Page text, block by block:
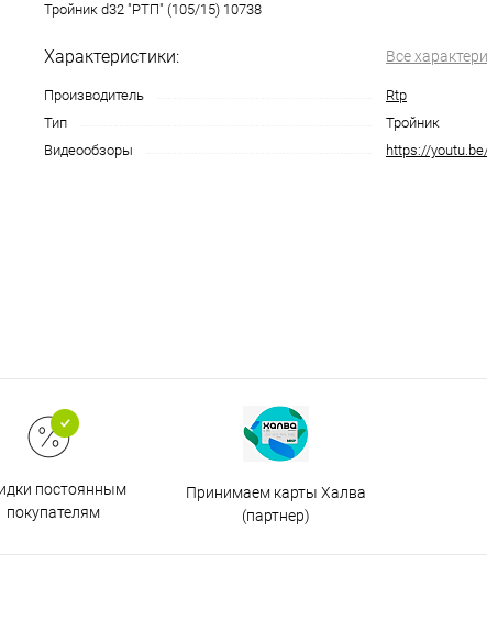
Тройник d32 "РТП" (105/15) 10738
Характеристики: Все
Производитель
Rtp
Тип
Тройник
Видеообзоры
https://
постоянным
покупателям
Принимаем карты Халва
(партнер)